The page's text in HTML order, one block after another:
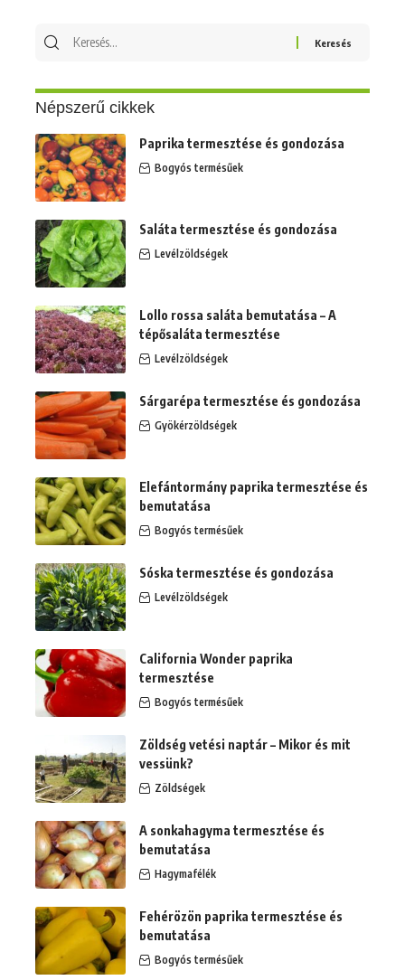
Keresés
Népszerű cikkek
Paprika termesztése és gondozása
Bogyós termésűek
Saláta termesztése és gondozása
Levélzöldségek
Lollo rossa saláta bemutatása – A
tépősaláta termesztése
Levélzöldségek
Sárgarépa termesztése és gondozása
Gyökérzöldségek
Elefántormány paprika termesztése és
bemutatása
Bogyós termésűek
Sóska termesztése és gondozása
Levélzöldségek
California Wonder paprika
termesztése
Bogyós termésűek
Zöldség vetési naptár – Mikor és mit
vessünk?
Zöldségek
A sonkahagyma termesztése és
bemutatása
Hagymafélék
Fehérözön paprika termesztése és
bemutatása
Bogyós termésűek